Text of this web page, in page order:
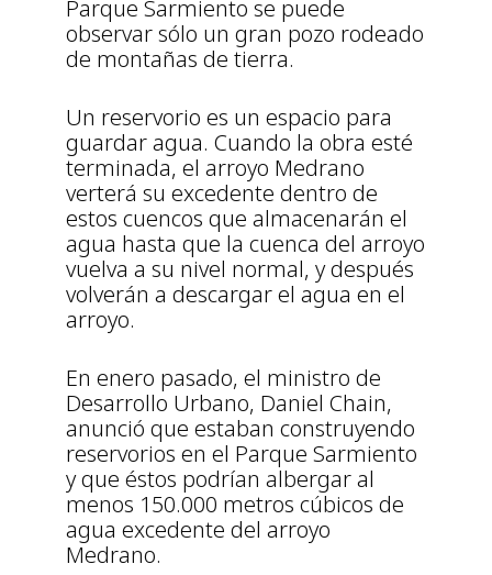
Parque Sarmiento se puede
observar sólo un gran pozo rodeado
de montañas de tierra.
Un reservorio es un espacio para
guardar agua. Cuando la obra esté
terminada, el arroyo Medrano
verterá su excedente dentro de
estos cuencos que almacenarán el
agua hasta que la cuenca del arroyo
vuelva a su nivel normal, y después
volverán a descargar el agua en el
arroyo.
En enero pasado, el ministro de
Desarrollo Urbano, Daniel Chain,
anunció que estaban construyendo
reservorios en el Parque Sarmiento
y que éstos podrían albergar al
menos 150.000 metros cúbicos de
agua excedente del arroyo
Medrano.